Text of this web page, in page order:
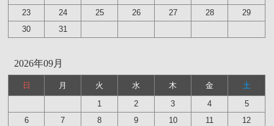
23
24 25 26 27 28
29
30
31
2026年09月
日 月 火 水 木 金
土
1
2 3 4
5
6
7 8 9 10 11
12